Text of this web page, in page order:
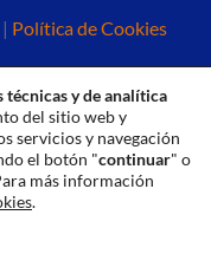
| Política de Cookies
técnicas y de analítica
del sitio web y
servicios y navegación
el botón "continuar" o
más información
.